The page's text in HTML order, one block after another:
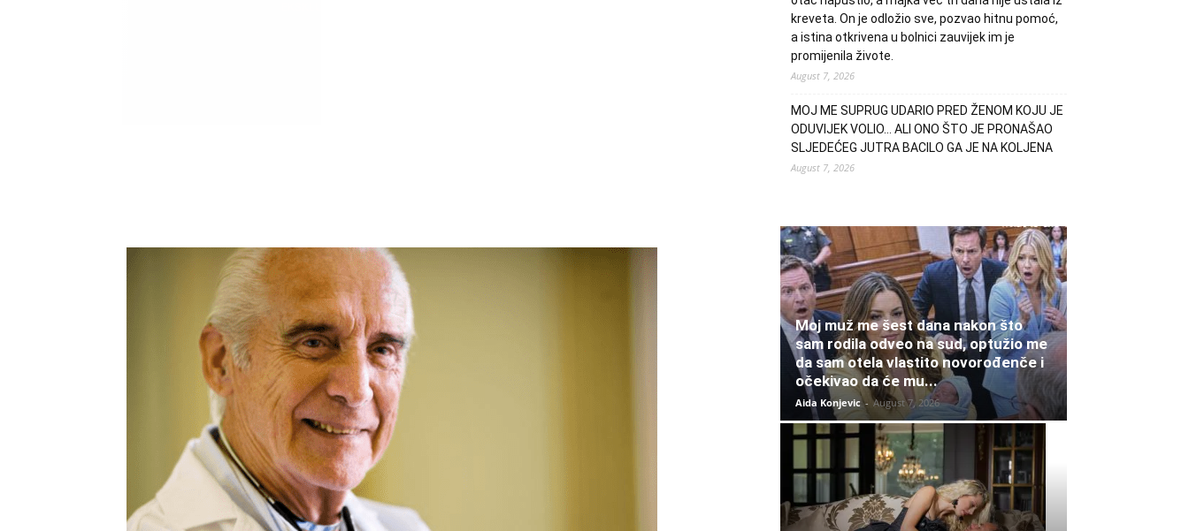
kreveta. On je odložio sve, pozvao hitnu pomoć,
a istina otkrivena u bolnici zauvijek im je
promijenila živote.
August 7, 2026
MOJ ME SUPRUG UDARIO PRED ŽENOM KOJU JE
ODUVIJEK VOLIO… ALI ONO ŠTO JE PRONAŠAO
SLJEDEĆEG JUTRA BACILO GA JE NA KOLJENA
August 7, 2026
Moj muž me šest dana nakon što
sam rodila odveo na sud, optužio me
da sam otela vlastito novorođenče i
očekivao da će mu...
Aida Konjevic - August 7, 2026